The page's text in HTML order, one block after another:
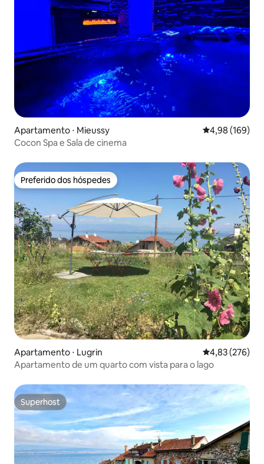
Apartamento ⋅ Mieussy 4,98 de uma
4,98 (169)
Cocon Spa e Sala de cinema
Preferido dos hóspedes
Preferido dos hóspedes
Apartamento ⋅ Lugrin 4,83 de uma
4,83 (276)
Apartamento de um quarto com vista para o lago
Superhost
Superhost